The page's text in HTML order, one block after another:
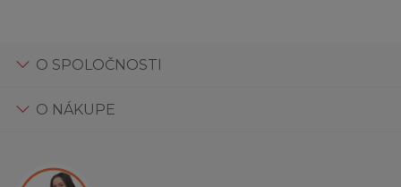
O SPOLOČNOSTI
O NÁKUPE